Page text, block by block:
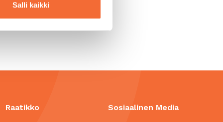
Salli kaikki
Raatikko Sosiaalinen Media